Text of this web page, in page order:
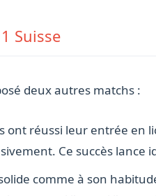
Suisse
deux autres matchs :
ont réussi leur entrée en
Ce succès
comme à son